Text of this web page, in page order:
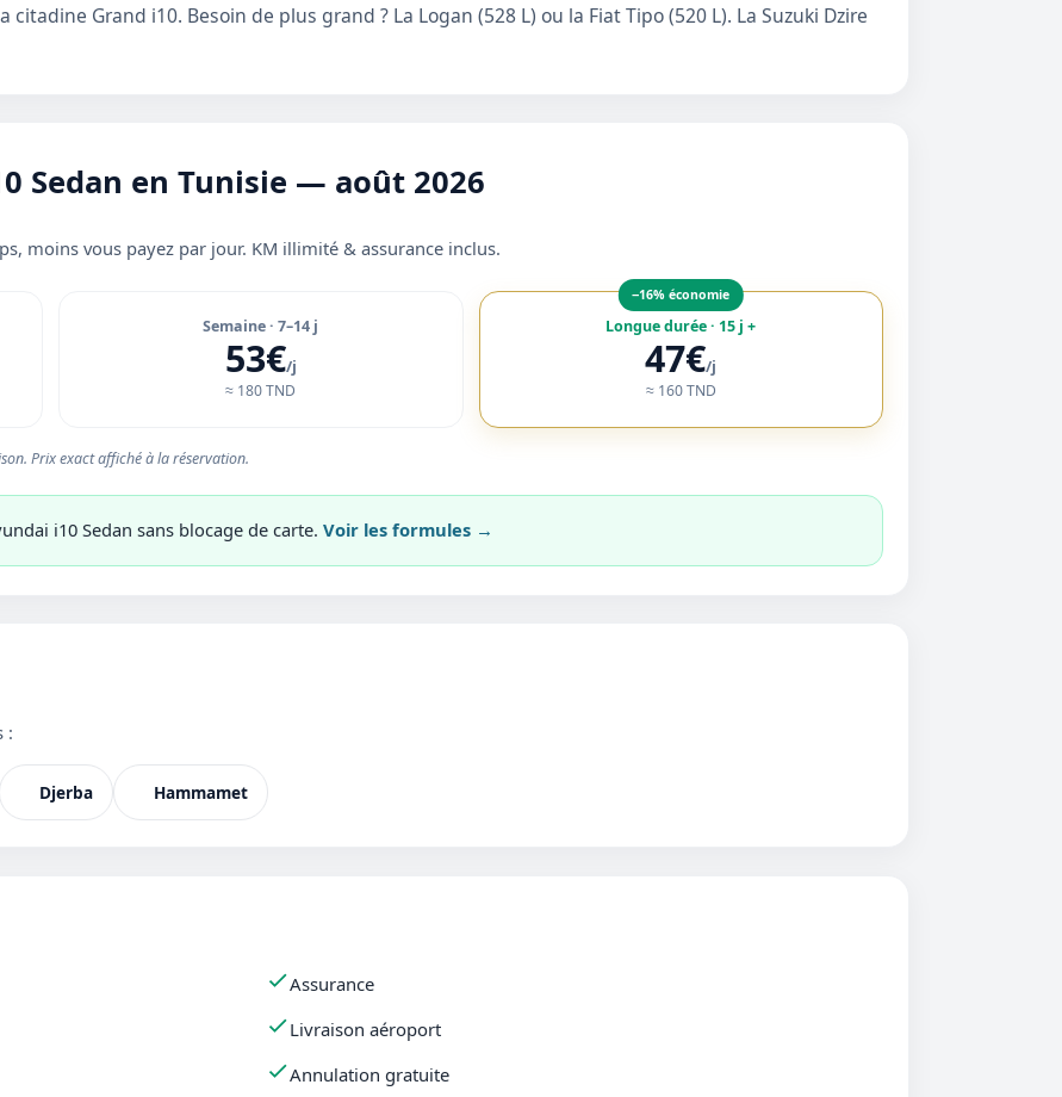
citadine Grand i10. Besoin de plus grand ? La Logan (528 L) ou la Fiat Tipo(520 L). La Suzuki Dzire
Sedan en Tunisie — août 2026
moins vous payez par jour. KM illimité & assurance inclus.
Semaine · 7–14 j
53€/j
≈ 180 TND
−16% économie
Longue durée · 15 j +
47€/j
≈ 160 TND
Prix exact affiché à la réservation.
i10 Sedan sans blocage de carte.Voir les formules →
:
Djerba Hammamet
Assurance
Livraison aéroport
Annulation gratuite